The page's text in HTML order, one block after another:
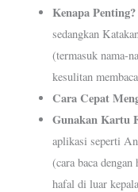
Kenapa Penting?
sedangkan
(termasuk nama-
kesulitan
Cara Cepat
Gunakan Kartu
aplikasi seperti
(cara baca
hafal di luar